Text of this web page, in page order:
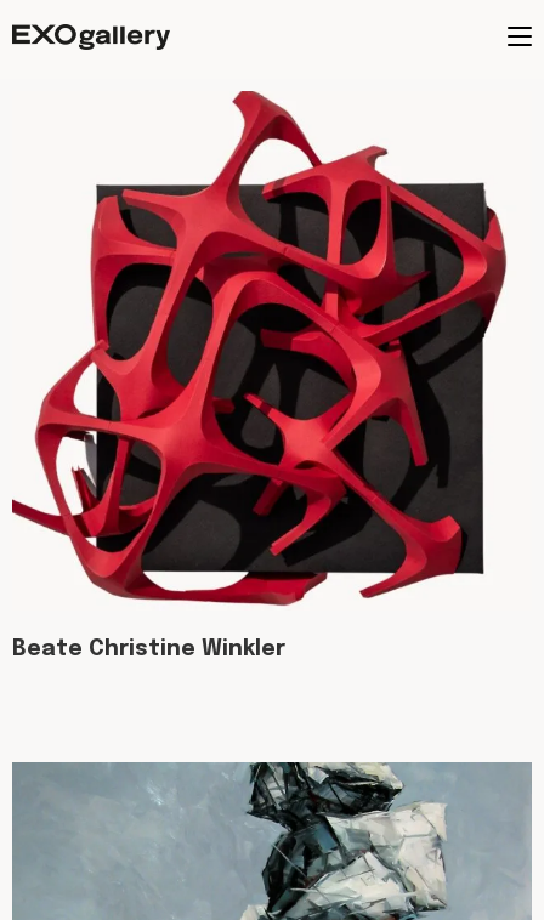
Beate Christine Winkler